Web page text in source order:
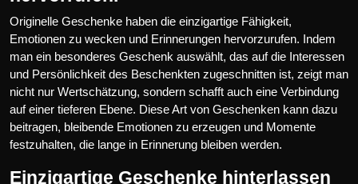
Originelle Geschenke haben die einzigartige Fähigkeit,
Emotionen zu wecken und Erinnerungen hervorzurufen. Indem
man ein besonderes Geschenk auswählt, das auf die Interessen
und Persönlichkeit des Beschenkten zugeschnitten ist, zeigt man
nicht nur Wertschätzung, sondern schafft auch eine Verbindung
auf einer tieferen Ebene. Diese Art von Geschenken kann dazu
beitragen, bleibende Emotionen zu erzeugen und Momente
festzuhalten, die lange in Erinnerung bleiben werden.
Einzigartige Geschenke hinterlassen